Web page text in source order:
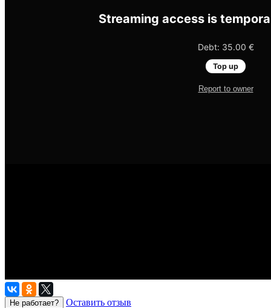
Не работает?
Оставить отзыв